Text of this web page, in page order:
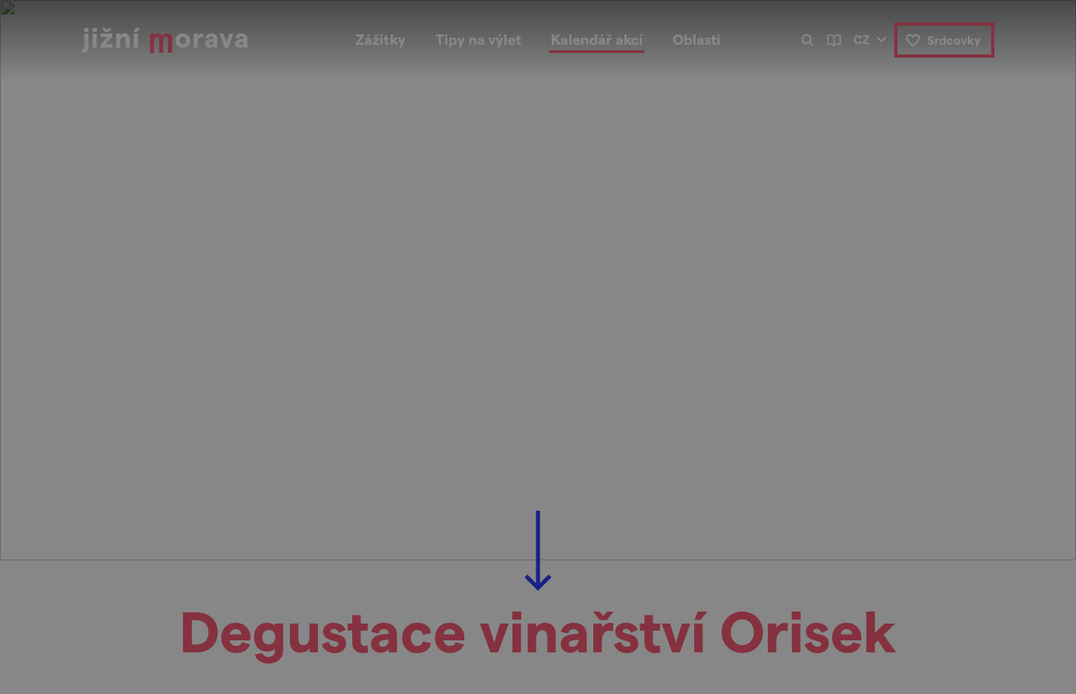
Zážitky Tipy na výlet Kalendář akcí Oblasti CZ Srdcovky
Degustace vinařství Orisek